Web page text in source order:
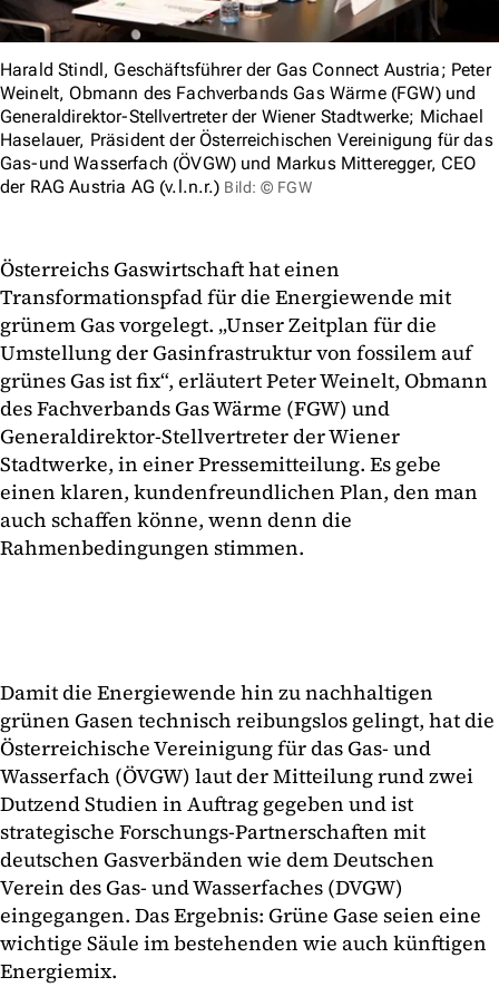
Harald Stindl, Geschäftsführer der Gas Connect Austria; Peter
Weinelt, Obmann des Fachverbands Gas Wärme (FGW) und
Generaldirektor-Stellvertreter der Wiener Stadtwerke; Michael
Haselauer, Präsident der Österreichischen Vereinigung für das
Gas-und Wasserfach (ÖVGW) und Markus Mitteregger, CEO
der RAG Austria AG (v.l.n.r.) Bild: © FGW
Österreichs Gaswirtschaft hat einen
Transformationspfad für die Energiewende mit
grünem Gas vorgelegt. „Unser Zeitplan für die
Umstellung der Gasinfrastruktur von fossilem auf
grünes Gas ist fix“, erläutert Peter Weinelt, Obmann
des Fachverbands Gas Wärme (FGW) und
Generaldirektor-Stellvertreter der Wiener
Stadtwerke, in einer Pressemitteilung. Es gebe
einen klaren, kundenfreundlichen Plan, den man
auch schaffen könne, wenn denn die
Rahmenbedingungen stimmen.
Damit die Energiewende hin zu nachhaltigen
grünen Gasen technisch reibungslos gelingt, hat die
Österreichische Vereinigung für das Gas- und
Wasserfach (ÖVGW) laut der Mitteilung rund zwei
Dutzend Studien in Auftrag gegeben und ist
strategische Forschungs-Partnerschaften mit
deutschen Gasverbänden wie dem Deutschen
Verein des Gas- und Wasserfaches (DVGW)
eingegangen. Das Ergebnis: Grüne Gase seien eine
wichtige Säule im bestehenden wie auch künftigen
Energiemix.